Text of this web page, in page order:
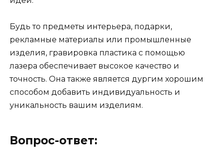
Будь то предметы интерьера, подарки,
рекламные материалы или промышленные
изделия, гравировка пластика с помощью
лазера обеспечивает высокое качество и
точность. Она также является дургим хорошим
способом добавить индивидуальность и
уникальность вашим изделиям.
Вопрос-ответ: